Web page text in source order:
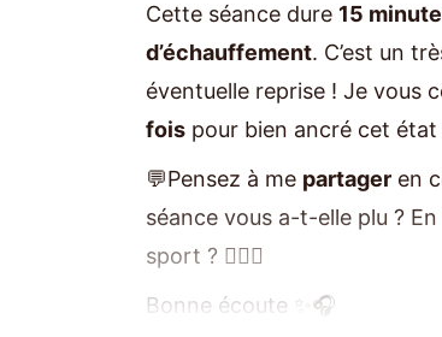
Cette séance dure 15
d’échauffement. C’est un
éventuelle reprise ! Je vous
fois pour bien ancré cet état
💬Pensez à me partager en
séance vous a-t-elle plu ?
sport ? 🚴🏽‍♀️
Bonne écoute ✨🎧